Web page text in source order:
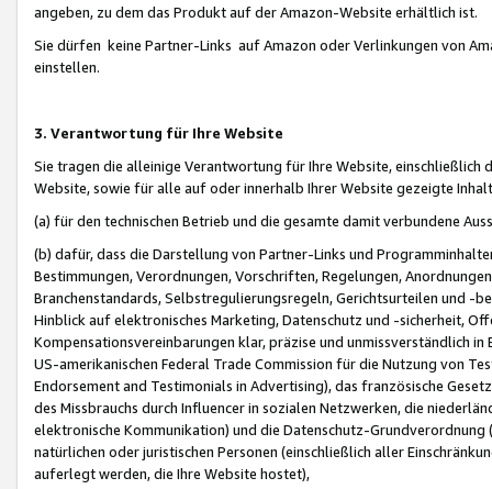
angeben, zu dem das Produkt auf der Amazon-Website erhältlich ist.
Sie dürfen keine Partner-Links auf Amazon oder Verlinkungen von
einstellen.
3. Verantwortung für Ihre Website
Sie tragen die alleinige Verantwortung für Ihre Website,
Website, sowie für alle auf oder innerhalb Ihrer Website gezeigte
(a) für den technischen Betrieb und die gesamte damit verbundene
(b) dafür, dass die Darstellung von Partner-Links und
Bestimmungen, Verordnungen, Vorschriften, Regelungen,
Branchenstandards, Selbstregulierungsregeln, Gerichtsurteilen und -
Hinblick auf elektronisches Marketing, Datenschutz und -sicherheit,
Kompensationsvereinbarungen klar, präzise und unmissverständlich
US-amerikanischen Federal Trade Commission für die Nutzung von
Endorsement and Testimonials in Advertising), das französische
des Missbrauchs durch Influencer in sozialen Netzwerken, die
elektronische Kommunikation) und die Datenschutz-
natürlichen oder juristischen Personen (einschließlich aller
auferlegt werden, die Ihre Website hostet),